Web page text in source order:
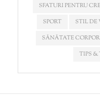
SFATURI PENTRU
SPORT
STIL DE
SĂNĂTATE
TIPS &